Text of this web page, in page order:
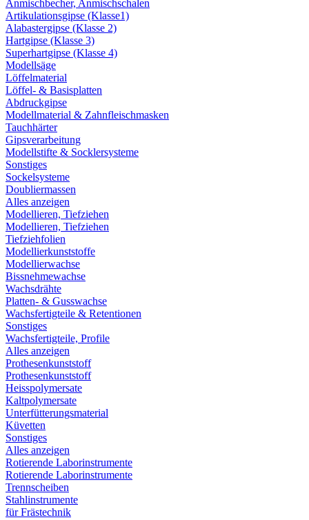
Anmischbecher, Anmischschalen
Artikulationsgipse (Klasse1)
Alabastergipse (Klasse 2)
Hartgipse (Klasse 3)
Superhartgipse (Klasse 4)
Modellsäge
Löffelmaterial
Löffel- & Basisplatten
Abdruckgipse
Modellmaterial & Zahnfleischmasken
Tauchhärter
Gipsverarbeitung
Modellstifte & Socklersysteme
Sonstiges
Sockelsysteme
Doubliermassen
Alles anzeigen
Modellieren, Tiefziehen
Modellieren, Tiefziehen
Tiefziehfolien
Modellierkunststoffe
Modellierwachse
Bissnehmewachse
Wachsdrähte
Platten- & Gusswachse
Wachsfertigteile & Retentionen
Sonstiges
Wachsfertigteile, Profile
Alles anzeigen
Prothesenkunststoff
Prothesenkunststoff
Heisspolymersate
Kaltpolymersate
Unterfütterungsmaterial
Küvetten
Sonstiges
Alles anzeigen
Rotierende Laborinstrumente
Rotierende Laborinstrumente
Trennscheiben
Stahlinstrumente
für Frästechnik